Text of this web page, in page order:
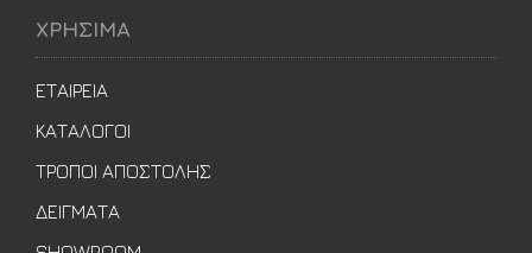
ΧΡΗΣΙΜΑ
ΕΤΑΙΡΕΙΑ
ΚΑΤΑΛΟΓΟΙ
ΤΡΟΠΟΙ ΑΠΟΣΤΟΛΗΣ
ΔΕΙΓΜΑΤΑ